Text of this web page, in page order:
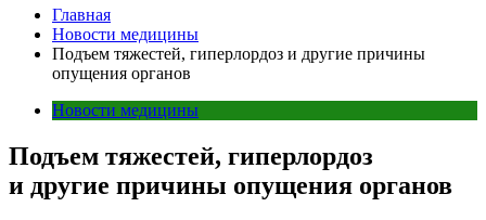
Главная
Новости медицины
Подъем тяжестей, гиперлордоз и другие причины
опущения органов
Новости медицины
Подъем тяжестей, гиперлордоз
и другие причины опущения органов